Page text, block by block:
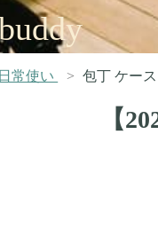
日常使い 包丁 ケース
【